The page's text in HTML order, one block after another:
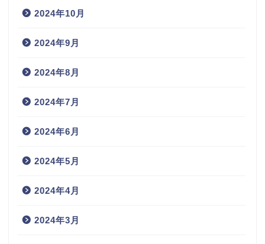
2024年10月
2024年9月
2024年8月
2024年7月
2024年6月
2024年5月
2024年4月
2024年3月